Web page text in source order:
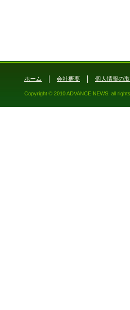
ホーム 会社概要 個人情報の
Copyright © 2010 ADVANCE NEWS. all